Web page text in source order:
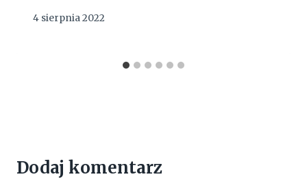
4 sierpnia 2022
Dodaj komentarz